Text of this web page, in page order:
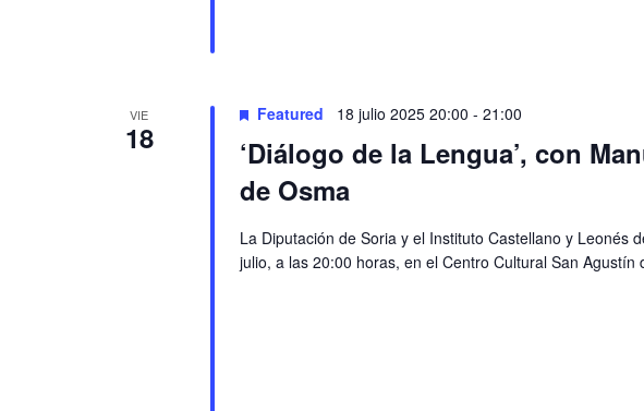
VIE
18
Featured 18 julio 2025 20:00 - 21:00
‘Diálogo de la Lengua’, con
de Osma
La Diputación de Soria y el Instituto Castellano y Leonés
julio, a las 20:00 horas, en el Centro Cultural San